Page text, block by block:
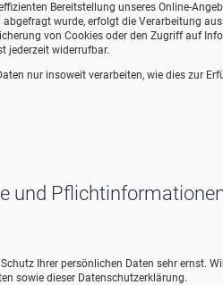
Bereitstellung unseres Online-
wurde, erfolgt die Verarbeitung
von Cookies oder den Zugriff auf
jederzeit widerrufbar.
nur insoweit verarbeiten, wie dies zur
und
Ihrer persönlichen Daten sehr ernst.
sowie dieser Datenschutzerklärung.